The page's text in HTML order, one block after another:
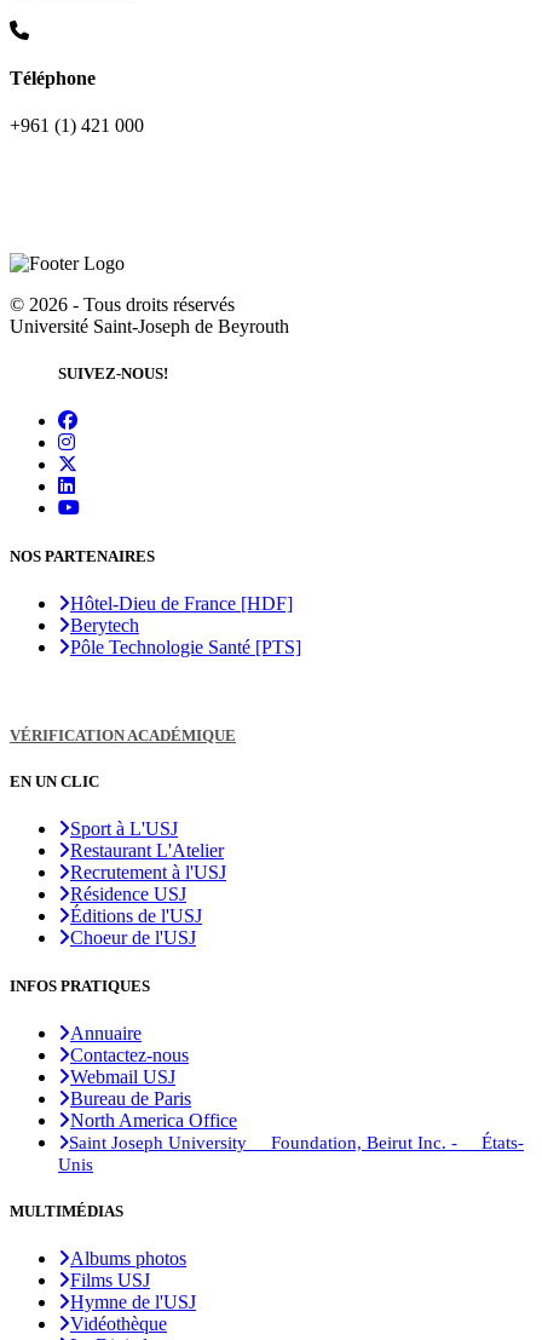
Téléphone
+961 (1) 421 000
© 2026 - Tous droits réservés
Université Saint-Joseph de Beyrouth
SUIVEZ-NOUS!
NOS PARTENAIRES
Hôtel-Dieu de France [HDF]
Berytech
Pôle Technologie Santé [PTS]
VÉRIFICATION ACADÉMIQUE
EN UN CLIC
Sport à L'USJ
Restaurant L'Atelier
Recrutement à l'USJ
Résidence USJ
Éditions de l'USJ
Choeur de l'USJ
INFOS PRATIQUES
Annuaire
Contactez-nous
Webmail USJ
Bureau de Paris
North America Office
Saint Joseph University Foundation, Beirut Inc. - États-
Unis
MULTIMÉDIAS
Albums photos
Films USJ
Hymne de l'USJ
Vidéothèque